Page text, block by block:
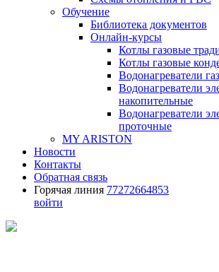
Обучение
Библиотека документов
Онлайн-курсы
Котлы газовые
Котлы газовые
Водонагреватели
Водонагреватели
накопительные
Водонагреватели
проточные
MY ARISTON
Новости
Контакты
Обратная связь
Горячая линия 77272664853
войти